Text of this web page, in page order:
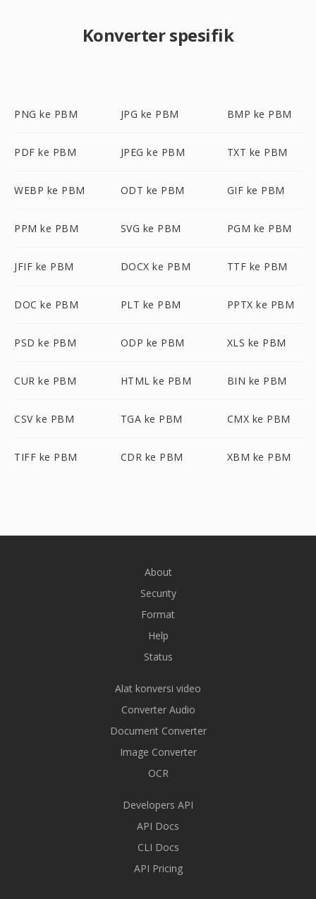
Konverter spesifik
PNG ke PBM JPG ke PBM BMP ke PBM
PDF ke PBM JPEG ke PBM TXT ke PBM
WEBP ke PBM ODT ke PBM GIF ke PBM
PPM ke PBM SVG ke PBM PGM ke PBM
JFIF ke PBM DOCX ke PBM TTF ke PBM
DOC ke PBM PLT ke PBM PPTX ke PBM
PSD ke PBM ODP ke PBM XLS ke PBM
CUR ke PBM HTML ke PBM BIN ke PBM
CSV ke PBM TGA ke PBM CMX ke PBM
TIFF ke PBM CDR ke PBM XBM ke PBM
About
Security
Format
Help
Status
Alat konversi video
Converter Audio
Document Converter
Image Converter
OCR
Developers API
API Docs
CLI Docs
API Pricing